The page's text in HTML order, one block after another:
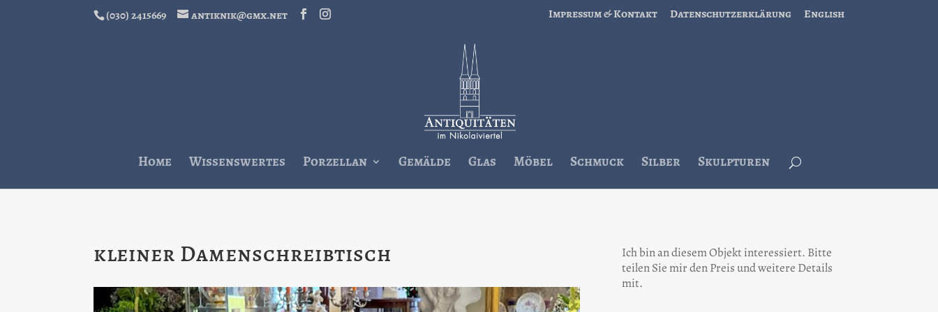
(030) 2415669 antiknik@gmx.net Impressum & Kontakt Datenschutzerklärung English
Home Wissenswertes Porzellan Gemälde Glas Möbel Schmuck Silber Skulpturen
kleiner Damenschreibtisch
Ich bin an diesem Objekt interessiert. Bitte
teilen Sie mir den Preis und weitere Details
mit.